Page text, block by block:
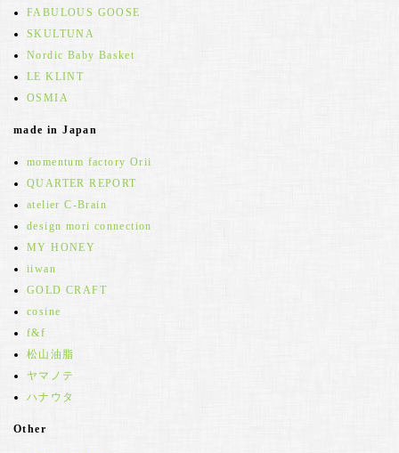
FABULOUS GOOSE
SKULTUNA
Nordic Baby Basket
LE KLINT
OSMIA
made in Japan
momentum factory Orii
QUARTER REPORT
atelier C-Brain
design mori connection
MY HONEY
iiwan
GOLD CRAFT
cosine
f&f
松山油脂
ヤマノテ
ハナウタ
Other